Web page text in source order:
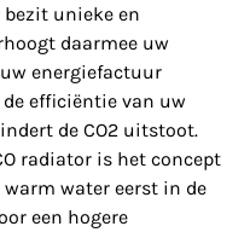
bezit unieke en
daarmee uw
energiefactuur
efficiëntie van uw
de CO2 uitstoot.
radiator is het concept
water eerst in de
een hogere